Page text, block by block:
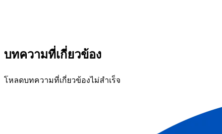
บทความที่เกี่ยวข้อง
โหลดบทความที่เกี่ยวข้องไม่สำเร็จ